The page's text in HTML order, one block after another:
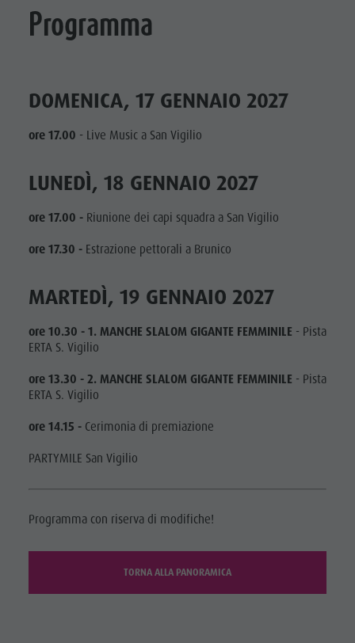
Programma
DOMENICA, 17 GENNAIO 2027
ore 17.00 - Live Music a San Vigilio
LUNEDÌ, 18 GENNAIO 2027
ore 17.00 - Riunione dei capi squadra a San Vigilio
ore 17.30 - Estrazione pettorali a Brunico
MARTEDÌ, 19 GENNAIO 2027
ore 10.30 - 1. MANCHE SLALOM GIGANTE FEMMINILE - Pista
ERTA S. Vigilio
ore 13.30 - 2. MANCHE SLALOM GIGANTE FEMMINILE - Pista
ERTA S. Vigilio
ore 14.15 - Cerimonia di premiazione
PARTYMILE San Vigilio
Programma con riserva di modifiche!
TORNA ALLA PANORAMICA